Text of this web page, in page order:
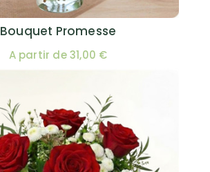
Bouquet Promesse
A partir de 31,00 €